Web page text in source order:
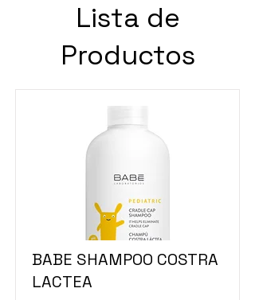
Lista de
Productos
BABE SHAMPOO COSTRA
LACTEA